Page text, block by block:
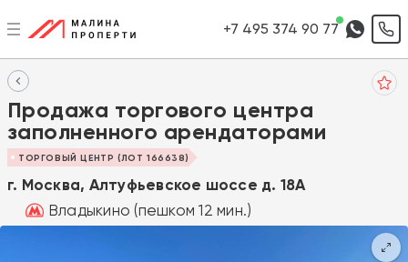
+7 495 374 90 77
Продажа торгового центра
заполненного арендаторами
ТОРГОВЫЙ ЦЕНТР (ЛОТ 166638)
г. Москва, Алтуфьевское шоссе д. 18A
Владыкино (пешком 12 мин.)